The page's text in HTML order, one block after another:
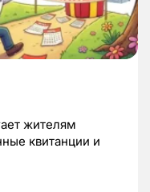
жителям
квитанции и